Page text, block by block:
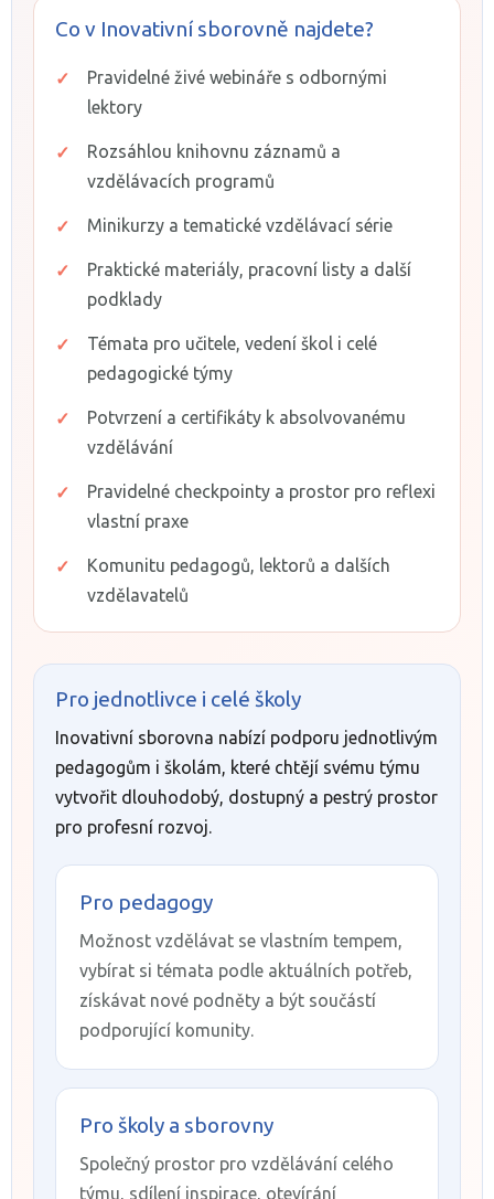
Co v Inovativní sborovně najdete?
Pravidelné živé webináře s odbornými
lektory
Rozsáhlou knihovnu záznamů a
vzdělávacích programů
Minikurzy a tematické vzdělávací série
Praktické materiály, pracovní listy a další
podklady
Témata pro učitele, vedení škol i celé
pedagogické týmy
Potvrzení a certifikáty k absolvovanému
vzdělávání
Pravidelné checkpointy a prostor pro reflexi
vlastní praxe
Komunitu pedagogů, lektorů a dalších
vzdělavatelů
Pro jednotlivce i celé školy
Inovativní sborovna nabízí podporu jednotlivým
pedagogům i školám, které chtějí svému týmu
vytvořit dlouhodobý, dostupný a pestrý prostor
pro profesní rozvoj.
Pro pedagogy
Možnost vzdělávat se vlastním tempem,
vybírat si témata podle aktuálních potřeb,
získávat nové podněty a být součástí
podporující komunity.
Pro školy a sborovny
Společný prostor pro vzdělávání celého
týmu, sdílení inspirace, otevírání